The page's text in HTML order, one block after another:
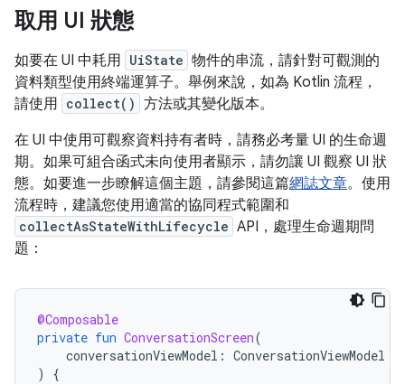
取用 UI 狀態
如要在 UI 中耗用 UiState 物件的串流，請針對可觀測的
資料類型使用終端運算子。舉例來說，如為 Kotlin 流程，
請使用 collect() 方法或其變化版本。
在 UI 中使用可觀察資料持有者時，請務必考量 UI 的生命週
期。如果可組合函式未向使用者顯示，請勿讓 UI 觀察 UI 狀
態。如要進一步瞭解這個主題，請參閱這篇網誌文章。使用
流程時，建議您使用適當的協同程式範圍和
collectAsStateWithLifecycle API，處理生命週期問
題：
@Composable
private fun ConversationScreen(
conversationViewModel : ConversationViewModel
)
{